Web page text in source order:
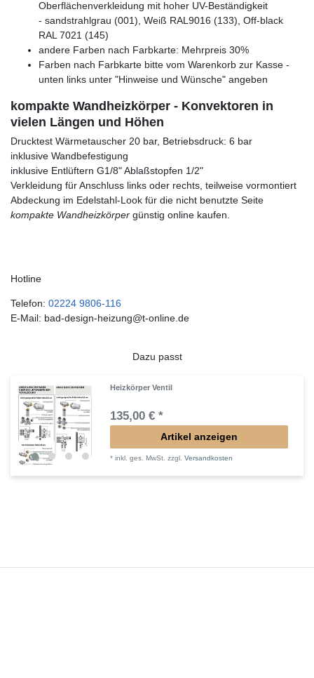
Oberflächenverkleidung mit hoher UV-Beständigkeit
- sandstrahlgrau (001), Weiß RAL9016 (133), Off-black
RAL 7021 (145)
andere Farben nach Farbkarte: Mehrpreis 30%
Farben nach Farbkarte bitte vom Warenkorb zur Kasse -
unten links unter "Hinweise und Wünsche" angeben
kompakte Wandheizkörper - Konvektoren in
vielen Längen und Höhen
Drucktest Wärmetauscher 20 bar, Betriebsdruck: 6 bar
inklusive Wandbefestigung
inklusive Entlüftern G1/8" Ablaßstopfen 1/2"
Verkleidung für Anschluss links oder rechts, teilweise vormontiert
Abdeckung im Edelstahl-Look für die nicht benutzte Seite
kompakte Wandheizkörper günstig online kaufen.
Hotline
Telefon: 02224 9806-116
E-Mail: bad-design-heizung@t-online.de
Dazu passt
Heizkörper Ventil
135,00 € *
Artikel anzeigen
*inkl. ges. MwSt. zzgl.Versandkosten